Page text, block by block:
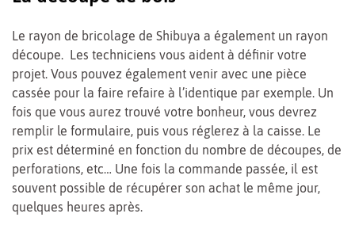
Le rayon de bricolage de Shibuya a également un rayon
découpe. Les techniciens vous aident à définir votre
projet. Vous pouvez également venir avec une pièce
cassée pour la faire refaire à l’identique par exemple. Un
fois que vous aurez trouvé votre bonheur, vous devrez
remplir le formulaire, puis vous réglerez à la caisse. Le
prix est déterminé en fonction du nombre de découpes, de
perforations, etc… Une fois la commande passée, il est
souvent possible de récupérer son achat le même jour,
quelques heures après.